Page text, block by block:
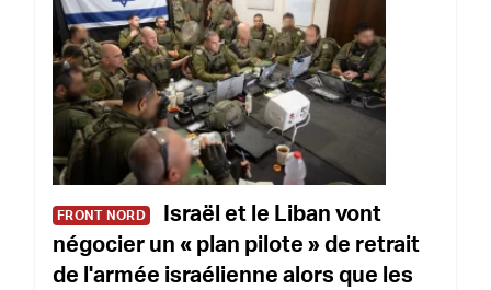
FRONT NORD
Israël et le Liban vont
négocier un « plan pilote » de retrait
de l'armée israélienne alors que les